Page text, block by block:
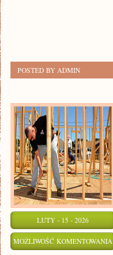
POSTED BY ADMIN
LUTY - 15 - 2026
MOŻLIWOŚĆ KOMENTOWANIA